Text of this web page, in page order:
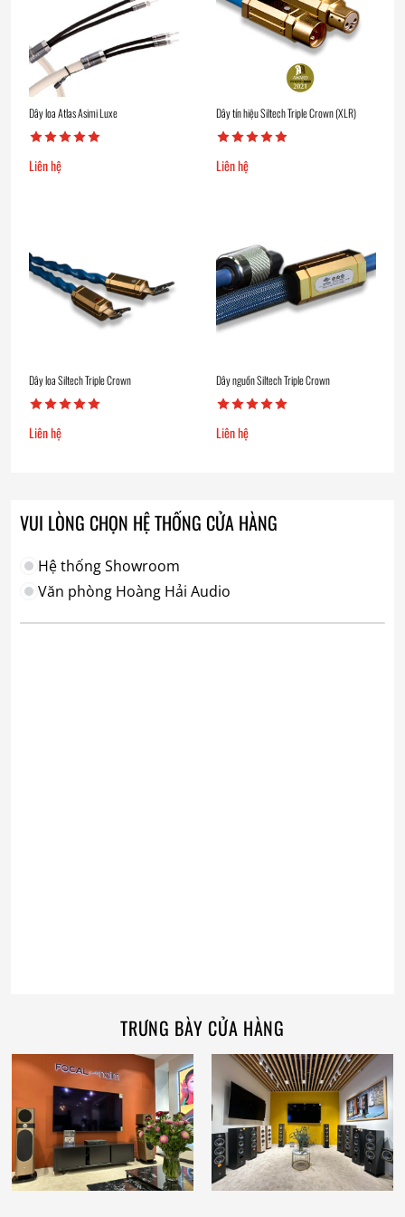
Dây loa Atlas Asimi Luxe
Liên hệ
Dây tín hiệu Siltech Triple Crown (XLR)
Liên hệ
Dây loa Siltech Triple Crown
Liên hệ
Dây nguồn Siltech Triple Crown
Liên hệ
VUI LÒNG CHỌN HỆ THỐNG CỬA HÀNG
Hệ thống Showroom
Văn phòng Hoàng Hải Audio
TRƯNG BÀY CỬA HÀNG